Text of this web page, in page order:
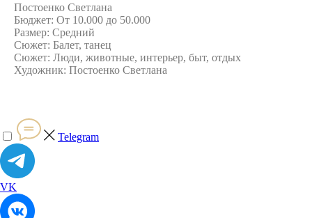
Постоенко Светлана
Бюджет: От 10.000 до 50.000
Размер: Средний
Сюжет: Балет, танец
Сюжет: Люди, животные, интерьер, быт, отдых
Художник: Постоенко Светлана
Telegram
VK